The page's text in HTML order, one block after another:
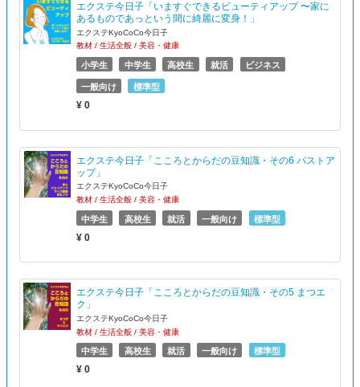
エクステ今日子「いますぐできるビューティアップ 〜家に
あるものであっという間に綺麗に変身！」
エクステKyoCoCo今日子
教材 / 生活全般 / 美容・健康
小学生 中学生 高校生 就活 ビジネス
一般向け 標準型
¥ 0
エクステ今日子「こころとからだの豆知識・その6 バストア
ップ」
エクステKyoCoCo今日子
教材 / 生活全般 / 美容・健康
中学生 高校生 就活 一般向け 標準型
¥ 0
エクステ今日子「こころとからだの豆知識・その5 まつエ
ク」
エクステKyoCoCo今日子
教材 / 生活全般 / 美容・健康
中学生 高校生 就活 一般向け 標準型
¥ 0